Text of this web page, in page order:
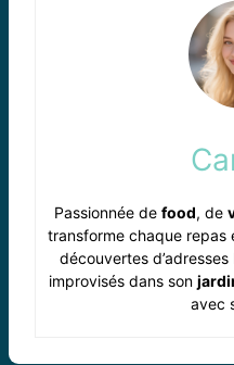
Passionnée de food, de
transforme chaque repas
découvertes
improvisés dans son
avec